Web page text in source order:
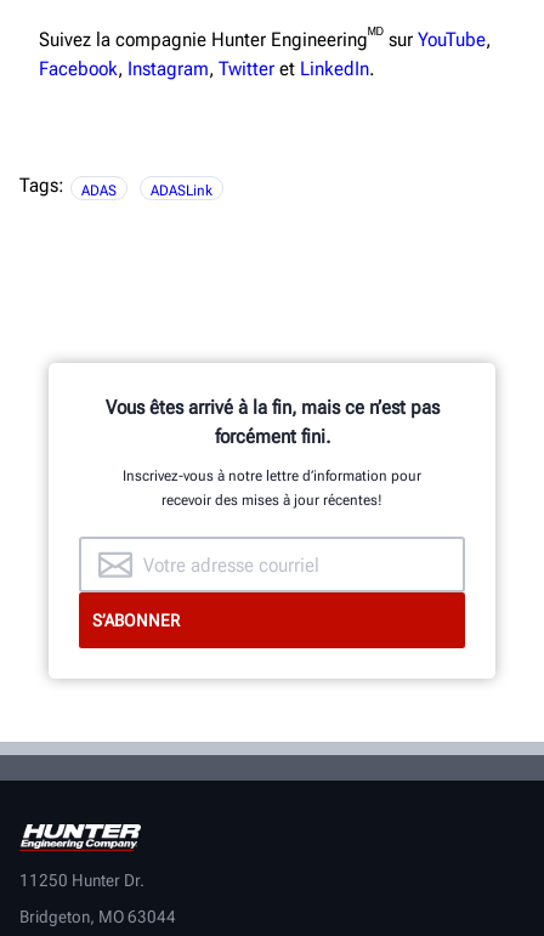
Suivez la compagnie Hunter Engineeringᴹᴰ sur YouTube,
Facebook, Instagram, Twitter et LinkedIn.
Tags: ADAS ADASLink
Vous êtes arrivé à la fin, mais ce n’est pas
forcément fini.
Inscrivez-vous à notre lettre d’information pour
recevoir des mises à jour récentes!
11250 Hunter Dr.
Bridgeton, MO 63044